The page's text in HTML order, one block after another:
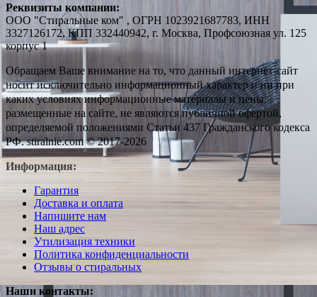
Реквизиты компании:
ООО "Стиральные ком" , ОГРН 1023921687783, ИНН
3327126172, КПП 332440942, г. Москва, Профсоюзная ул. 125
корпус 1
Обращаем Ваше внимание на то, что данный интернет-сайт
носит исключительно информационный характер и ни при
каких условиях информационные материалы и цены,
размещенные на сайте, не являются публичной офертой,
определяемой положениями Статьи 437 Гражданского кодекса
РФ. stiralnie.com © 2017-2026
Информация:
Гарантия
Доставка и оплата
Напишите нам
Наш адрес
Утилизация техники
Политика конфиденциальности
Отзывы о стиральных
Наши контакты: